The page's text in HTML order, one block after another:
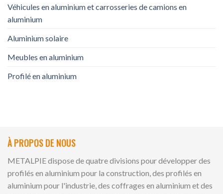
Véhicules en aluminium et carrosseries de camions en
aluminium
Aluminium solaire
Meubles en aluminium
Profilé en aluminium
À PROPOS DE NOUS
METALPIE dispose de quatre divisions pour développer des
profilés en aluminium pour la construction, des profilés en
aluminium pour l'industrie, des coffrages en aluminium et des